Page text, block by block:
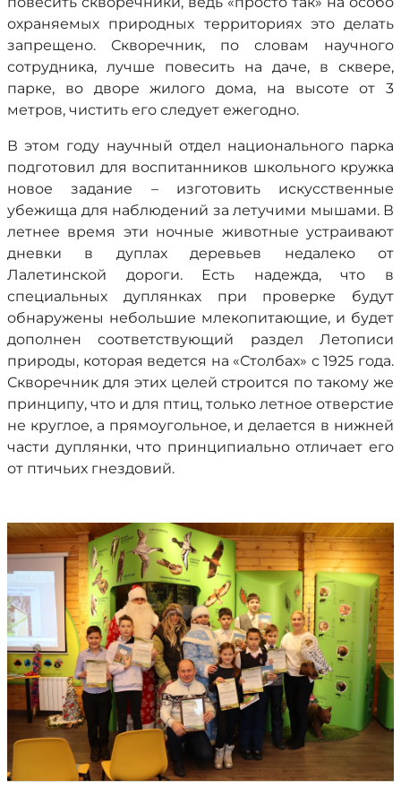
охраняемых природных территориях это делать
запрещено. Скворечник, по словам научного
сотрудника, лучше повесить на даче, в сквере,
парке, во дворе жилого дома, на высоте от 3
метров, чистить его следует ежегодно.
В этом году научный отдел национального парка
подготовил для воспитанников школьного кружка
новое задание – изготовить искусственные
убежища для наблюдений за летучими мышами. В
летнее время эти ночные животные устраивают
дневки в дуплах деревьев недалеко от
Лалетинской дороги. Есть надежда, что в
специальных дуплянках при проверке будут
обнаружены небольшие млекопитающие, и будет
дополнен соответствующий раздел Летописи
природы, которая ведется на «Столбах» с 1925 года.
Скворечник для этих целей строится по такому же
принципу, что и для птиц, только летное отверстие
не круглое, а прямоугольное, и делается в нижней
части дуплянки, что принципиально отличает его
от птичьих гнездовий.